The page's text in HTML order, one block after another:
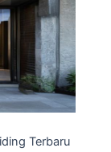
Terbaru